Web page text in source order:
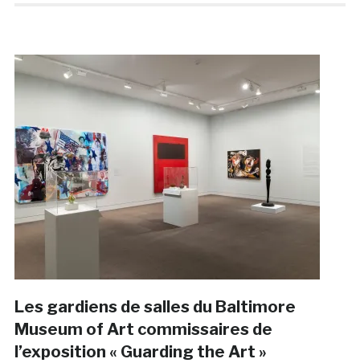
Les gardiens de salles du Baltimore
Museum of Art commissaires de
l’exposition « Guarding the Art »